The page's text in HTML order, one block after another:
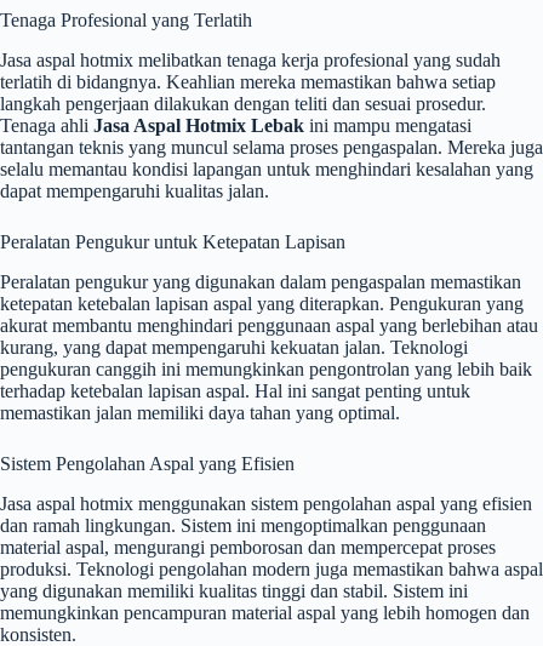
Tenaga Profesional yang Terlatih
Jasa aspal hotmix melibatkan tenaga kerja profesional yang sudah
terlatih di bidangnya. Keahlian mereka memastikan bahwa setiap
langkah pengerjaan dilakukan dengan teliti dan sesuai prosedur.
Tenaga ahli Jasa Aspal Hotmix Lebak ini mampu mengatasi
tantangan teknis yang muncul selama proses pengaspalan. Mereka juga
selalu memantau kondisi lapangan untuk menghindari kesalahan yang
dapat mempengaruhi kualitas jalan.
Peralatan Pengukur untuk Ketepatan Lapisan
Peralatan pengukur yang digunakan dalam pengaspalan memastikan
ketepatan ketebalan lapisan aspal yang diterapkan. Pengukuran yang
akurat membantu menghindari penggunaan aspal yang berlebihan atau
kurang, yang dapat mempengaruhi kekuatan jalan. Teknologi
pengukuran canggih ini memungkinkan pengontrolan yang lebih baik
terhadap ketebalan lapisan aspal. Hal ini sangat penting untuk
memastikan jalan memiliki daya tahan yang optimal.
Sistem Pengolahan Aspal yang Efisien
Jasa aspal hotmix menggunakan sistem pengolahan aspal yang efisien
dan ramah lingkungan. Sistem ini mengoptimalkan penggunaan
material aspal, mengurangi pemborosan dan mempercepat proses
produksi. Teknologi pengolahan modern juga memastikan bahwa aspal
yang digunakan memiliki kualitas tinggi dan stabil. Sistem ini
memungkinkan pencampuran material aspal yang lebih homogen dan
konsisten.